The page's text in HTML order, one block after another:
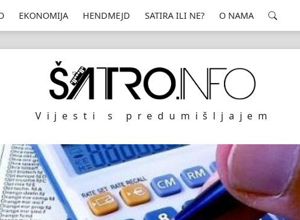
EKONOMIJA HENDMEJD SATIRA ILI NE? O NAMA
Vijesti s predumišljajem